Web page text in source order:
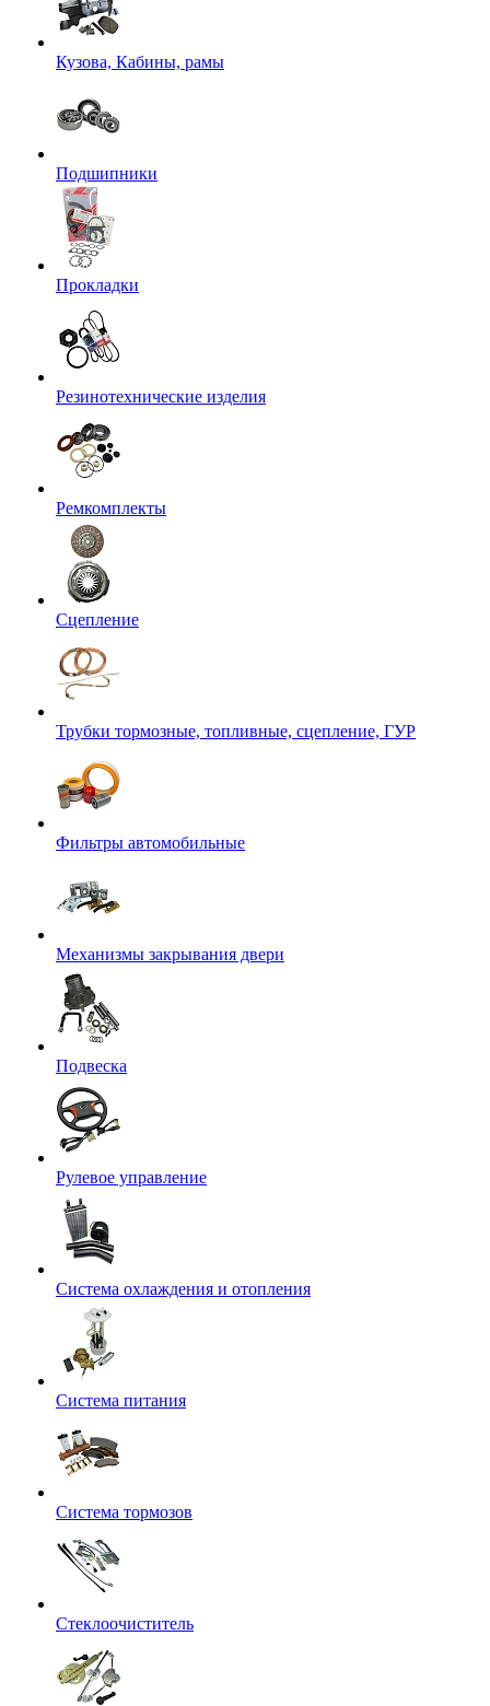
Кузова, Кабины, рамы
Подшипники
Прокладки
Резинотехнические изделия
Ремкомплекты
Сцепление
Трубки тормозные, топливные, сцепление, ГУР
Фильтры автомобильные
Механизмы закрывания двери
Подвеска
Рулевое управление
Система охлаждения и отопления
Система питания
Система тормозов
Стеклоочиститель